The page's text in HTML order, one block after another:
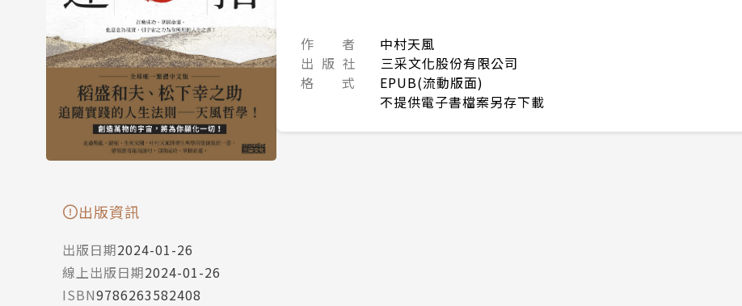
作 者
中村天風
出 版 社
三采文化股份有限公司
格 式
EPUB(流動版面)
不提供電子書檔案另存下載
出版資訊
出版日期2024-01-26
線上出版日期2024-01-26
ISBN9786263582408